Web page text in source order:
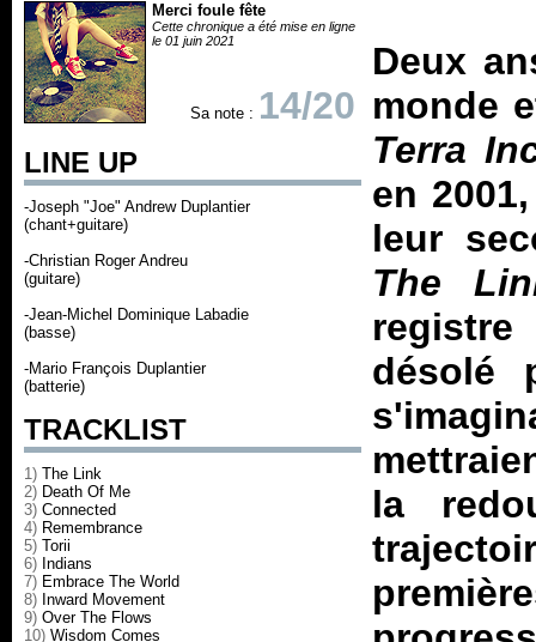
Merci foule fête
Cette chronique a été mise en ligne
le 01 juin 2021
Sa note : 14/20
LINE UP
-Joseph "Joe" Andrew Duplantier
(chant+guitare)
-Christian Roger Andreu
(guitare)
-Jean-Michel Dominique Labadie
(basse)
-Mario François Duplantier
(batterie)
TRACKLIST
1) The Link
2) Death Of Me
3) Connected
4) Remembrance
5) Torii
6) Indians
7) Embrace The World
8) Inward Movement
9) Over The Flows
10) Wisdom Comes
Deux
monde
Terra
en
leur
The
désolé
la